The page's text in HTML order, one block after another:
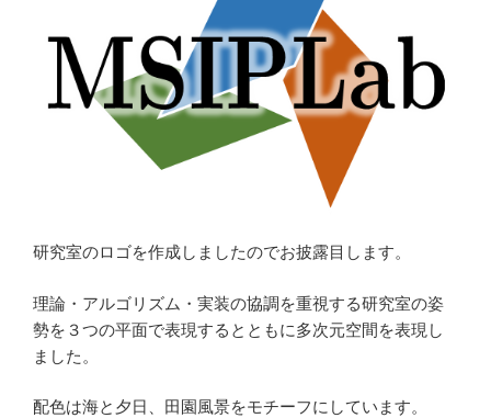
研究室のロゴを作成しましたのでお披露目します。
理論・アルゴリズム・実装の協調を重視する研究室の姿
勢を３つの平面で表現するとともに多次元空間を表現し
ました。
配色は海と夕日、田園風景をモチーフにしています。